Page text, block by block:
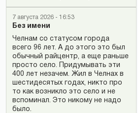
7 августа 2026 - 16:53
Без имени
Челнам со статусом города
всего 96 лет. А до этого это был
обычный райцентр, а еще раньше
просто село. Придумывать эти
400 лет незачем. Жил в Челнах в
шестидесятых годах, никто про
то как возникло это село и не
вспоминал. Это никому не надо
было.